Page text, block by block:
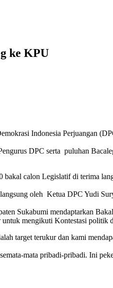
ke KPU
Indonesia Perjuangan
DPC serta puluhan
calon Legislatif di terima
oleh Ketua DPC Yudi
Sukabumi mendaptarkan
mengikuti Kontestasi politik
target terukur dan kami
mata pribadi-pribadi. Ini